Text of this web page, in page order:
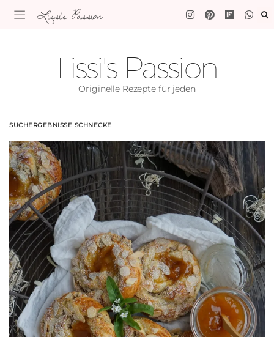
Lissi's Passion
Lissi's Passion
Originelle Rezepte für jeden
SUCHERGEBNISSE SCHNECKE